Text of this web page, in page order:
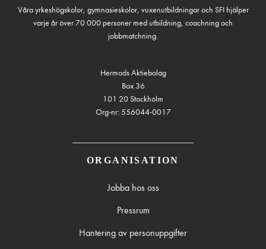
Våra yrkeshögskolor, gymnasieskolor, vuxenutbildningar och SFI hjälper
varje år över 70 000 personer med utbildning, coachning och
jobbmatchning.
Hermods Aktiebolag
Box 36
101 20 Stockholm
Org-nr: 556044-0017
ORGANISATION
Jobba hos oss
Pressrum
Hantering av personuppgifter